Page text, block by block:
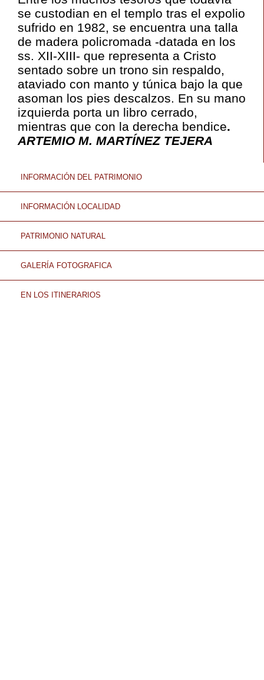
INFORMACIÓN DEL PATRIMONIO
INFORMACIÓN LOCALIDAD
PATRIMONIO NATURAL
GALERÍA FOTOGRAFICA
EN LOS ITINERARIOS
se custodian en el templo tras el expolio
sufrido en 1982, se encuentra una talla
de madera policromada -datada en los
ss. XII-XIII- que representa a Cristo
sentado sobre un trono sin respaldo,
ataviado con manto y túnica bajo la que
asoman los pies descalzos. En su mano
izquierda porta un libro cerrado,
mientras que con la derecha bendice.
ARTEMIO M. MARTÍNEZ TEJERA